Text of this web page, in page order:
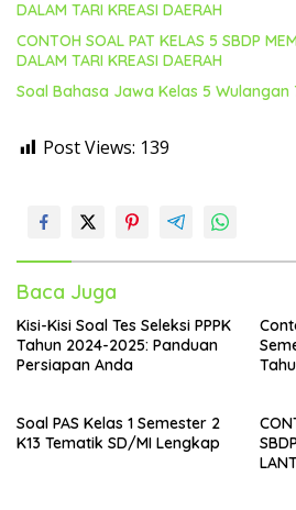
DALAM TARI KREASI DAERAH
CONTOH SOAL PAT KELAS 5 SBDP
DALAM TARI KREASI DAERAH
Soal Bahasa Jawa Kelas 5 Wulangan
Post Views: 139
Baca Juga
Kisi-Kisi Soal Tes Seleksi PPPK
Tahun 2024-2025: Panduan
Persiapan Anda
Soal PAS Kelas 1 Semester 2
K13 Tematik SD/MI Lengkap